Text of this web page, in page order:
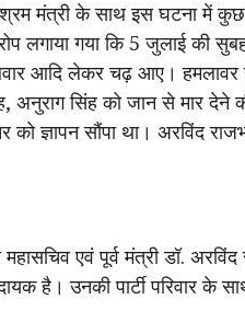
श्रम मंत्री के साथ इस घटना में
लगाया गया कि 5 जुलाई की
आदि लेकर चढ़ आए।
अनुराग सिंह को जान से मार
ज्ञापन सौंपा था। अरविंद
एवं पूर्व मंत्री डॉ.
है। उनकी पार्टी परिवार